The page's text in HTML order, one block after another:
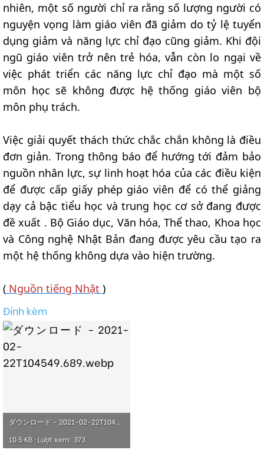
nhiên, một số người chỉ ra rằng số lượng người có
nguyện vọng làm giáo viên đã giảm do tỷ lệ tuyển
dụng giảm và năng lực chỉ đạo cũng giảm. Khi đội
ngũ giáo viên trở nên trẻ hóa, vẫn còn lo ngại về
việc phát triển các năng lực chỉ đạo mà một số
môn học sẽ không được hệ thống giáo viên bộ
môn phụ trách.
Việc giải quyết thách thức chắc chắn không là điều
đơn giản. Trong thông báo để hướng tới đảm bảo
nguồn nhân lực, sự linh hoạt hóa của các điều kiện
để được cấp giấy phép giáo viên để có thể giảng
dạy cả bậc tiểu học và trung học cơ sở đang được
đề xuất . Bộ Giáo dục, Văn hóa, Thể thao, Khoa học
và Công nghệ Nhật Bản đang được yêu cầu tạo ra
một hệ thống không dựa vào hiện trường.
( Nguồn tiếng Nhật )
Đính kèm
ダウンロード - 2021-02-22T104549.689.webp
10.5 KB · Lượt xem: 373